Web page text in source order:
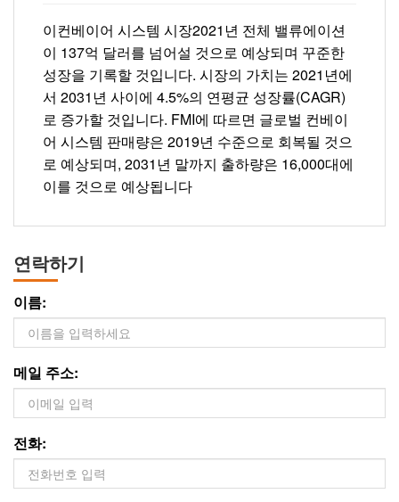
이컨베이어 시스템 시장2021년 전체 밸류에이션
이 137억 달러를 넘어설 것으로 예상되며 꾸준한
성장을 기록할 것입니다. 시장의 가치는 2021년에
서 2031년 사이에 4.5%의 연평균 성장률(CAGR)
로 증가할 것입니다. FMI에 따르면 글로벌 컨베이
어 시스템 판매량은 2019년 수준으로 회복될 것으
로 예상되며, 2031년 말까지 출하량은 16,000대에
이를 것으로 예상됩니다
연락하기
이름:
메일 주소:
전화: